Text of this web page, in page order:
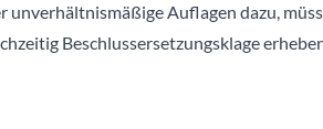
unverhältnismäßige Auflagen dazu,
Beschlussersetzungsklage